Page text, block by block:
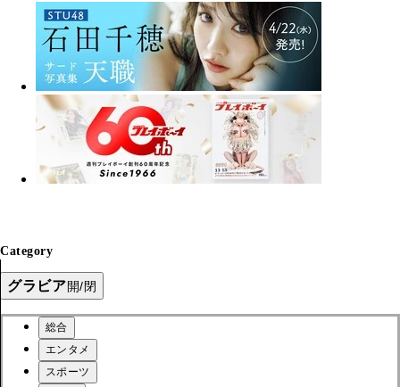
Category
グラビア開/閉
総合
エンタメ
スポーツ